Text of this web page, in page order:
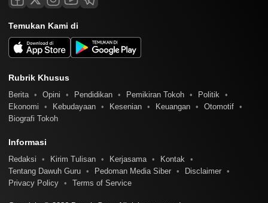
Temukan Kami di
Rubrik Khusus
Berita Opini Pendidikan Pemikiran Tokoh
Politik
Ekonomi
Kebudayaan Kesenian Keuangan
Otomotif
Biografi Tokoh
Informasi
Redaksi Kirim Tulisan Kerjasama
Kontak
Tentang Dawuh Guru
Pedoman Media Siber
Disclaimer
Privacy Policy
Terms of Service